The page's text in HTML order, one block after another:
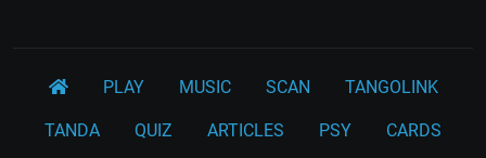
PLAY MUSIC SCAN TANGOLINK
TANDA QUIZ ARTICLES PSY CARDS